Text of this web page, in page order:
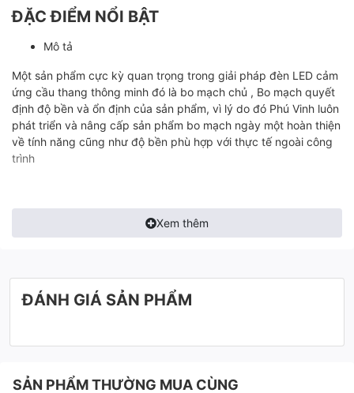
ĐẶC ĐIỂM NỔI BẬT
Mô tả
Một sản phẩm cực kỳ quan trọng trong giải pháp đèn LED cảm
ứng cầu thang thông minh đó là bo mạch chủ , Bo mạch quyết
định độ bền và ổn định của sản phẩm, vì lý do đó Phú Vinh luôn
phát triển và nâng cấp sản phẩm bo mạch ngày một hoàn thiện
về tính năng cũng như độ bền phù hợp với thực tế ngoài công
trình
Ưu điểm vượt trội của bo là được thiết kê từ linh kiện cao cấp,
bên cạnh được tối ưu về chương trình sau 8 lần Update bo
Xem thêm
ĐÁNH GIÁ SẢN PHẨM
SẢN PHẨM THƯỜNG MUA CÙNG